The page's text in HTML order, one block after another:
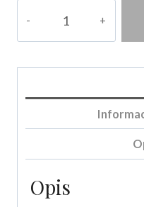
Opis